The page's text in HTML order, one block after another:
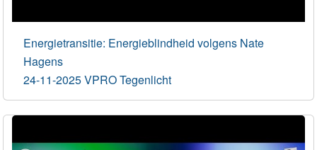
Energietransitie: Energieblindheid volgens Nate
Hagens
24-11-2025 VPRO Tegenlicht